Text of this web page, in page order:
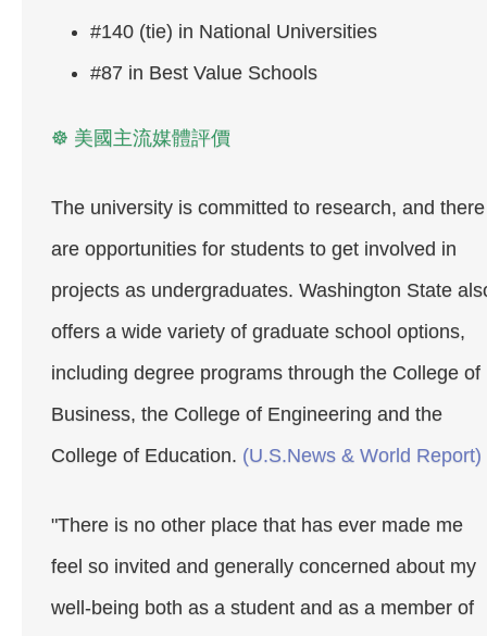
#140 (tie) in National Universities
#87 in Best Value Schools
☸ 美國主流媒體評價
The university is committed to research, and there
are opportunities for students to get involved in
projects as undergraduates. Washington State
offers a wide variety of graduate school options,
including degree programs through the College of
Business, the College of Engineering and the
College of Education. (U.S.News & World Report)
"There is no other place that has ever made me
feel so invited and generally concerned about my
well-being both as a student and as a member of